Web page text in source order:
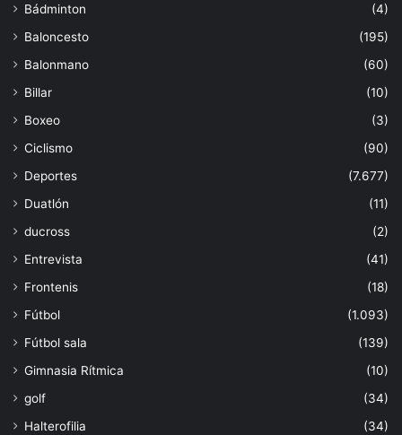
Bádminton
(4)
Baloncesto
(195)
Balonmano
(60)
Billar
(10)
Boxeo
(3)
Ciclismo
(90)
Deportes
(7.677)
Duatlón
(11)
ducross
(2)
Entrevista
(41)
Frontenis
(18)
Fútbol
(1.093)
Fútbol sala
(139)
Gimnasia Rítmica
(10)
golf
(34)
Halterofilia
(34)